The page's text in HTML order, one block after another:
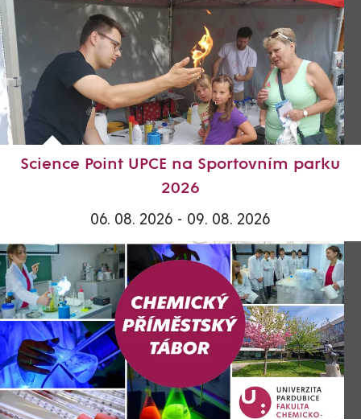
Science Point UPCE na Sportovním parku
2026
06. 08. 2026 - 09. 08. 2026